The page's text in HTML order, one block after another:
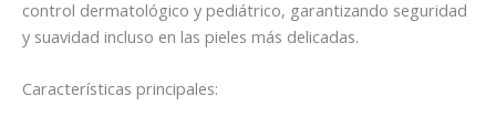
control dermatológico y pediátrico, garantizando seguridad
y suavidad incluso en las pieles más delicadas.
Características principales: